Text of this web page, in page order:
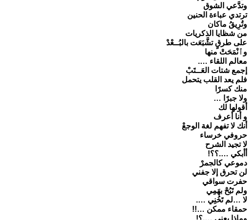
وتدَّعي الشوق
ترتدي عباءة الحنين
وتُرِيقُ ماكان
من شظايا الذكريات
على طرقٍ تشَّبَعَت بالبُــعْدْ
وٱنْمَحَتْ منها
معالم اللقاء ….
إجمع شتات العَــتَبْ
فلم يعد القلب يتحمل
منك كسرًا
ولا جبرًا …
أقولها لك
و أنا أعرف
أنك لا تفهم لغة الوجعْ
حروفي خرساء
لا تجيد الشرح
أأبكي ….؟؟!
دموعي كالجمرْ
لن تحرق إلا جفني
حفرت سواقي
ولم تَبُحْ بهَمِي
لا …لم تَخُنِي ….
حمقاء ممكن …!!
وماذا يعني ….؟!